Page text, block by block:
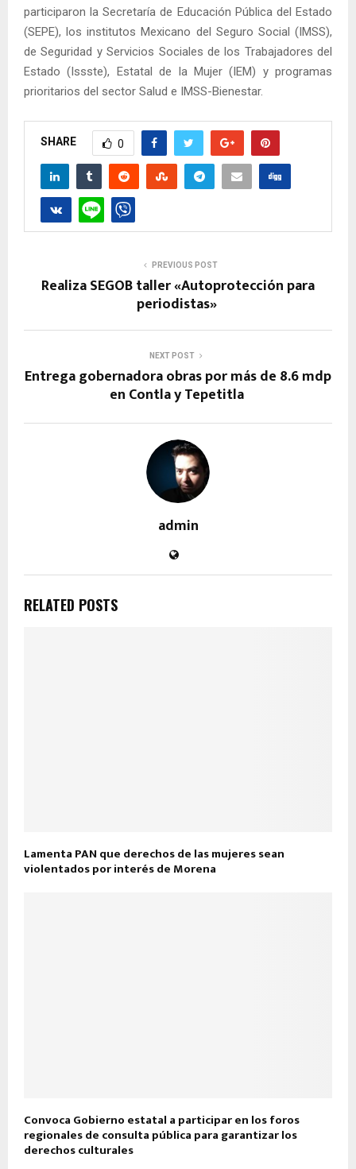
participaron la Secretaría de Educación Pública del Estado
(SEPE), los institutos Mexicano del Seguro Social (IMSS),
de Seguridad y Servicios Sociales de los Trabajadores del
Estado (Issste), Estatal de la Mujer (IEM) y programas
prioritarios del sector Salud e IMSS-Bienestar.
SHARE 0
PREVIOUS POST
Realiza SEGOB taller «Autoprotección para
periodistas»
NEXT POST
Entrega gobernadora obras por más de 8.6 mdp
en Contla y Tepetitla
admin
RELATED POSTS
Lamenta PAN que derechos de las mujeres sean
violentados por interés de Morena
Convoca Gobierno estatal a participar en los foros
regionales de consulta pública para garantizar los
derechos culturales